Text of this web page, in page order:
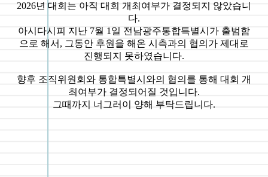
2026년 대회는 아직 대회 개최여부가 결정되지 않았습니
다.
아시다시피 지난 7월 1일 전남광주통합특별시가 출범함
으로 해서, 그동안 후원을 해온 시측과의 협의가 제대로
진행되지 못하였습니다.
향후 조직위원회와 통합특별시와의 협의를 통해 대회 개
최여부가 결정되어질 것입니다.
그때까지 너그러이 양해 부탁드립니다.